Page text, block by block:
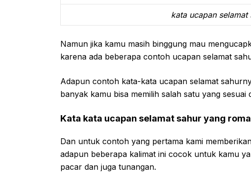
kata ucapan selamat
Namun jika kamu masih binggung mau
karena ada beberapa contoh ucapan selamat
Adapun contoh kata-kata ucapan selamat
banyak kamu bisa memilih salah satu yang sesuai
Kata kata ucapan selamat sahur yang
Dan untuk contoh yang pertama kami
adapun beberapa kalimat ini cocok untuk kamu
pacar dan juga tunangan.